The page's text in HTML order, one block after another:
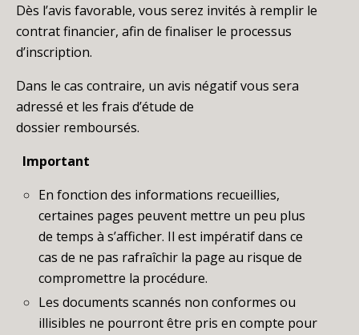
Dès l’avis favorable, vous serez invités à remplir le
contrat financier, afin de finaliser le processus
d’inscription.
Dans le cas contraire, un avis négatif vous sera
adressé et les frais d’étude de
dossier remboursés.
Important
En fonction des informations recueillies,
certaines pages peuvent mettre un peu plus
de temps à s’afficher. Il est impératif dans ce
cas de ne pas rafraîchir la page au risque de
compromettre la procédure.
Les documents scannés non conformes ou
illisibles ne pourront être pris en compte pour